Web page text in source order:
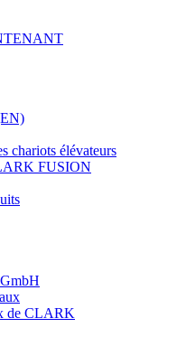
chariots élévateurs
FUSION
de CLARK